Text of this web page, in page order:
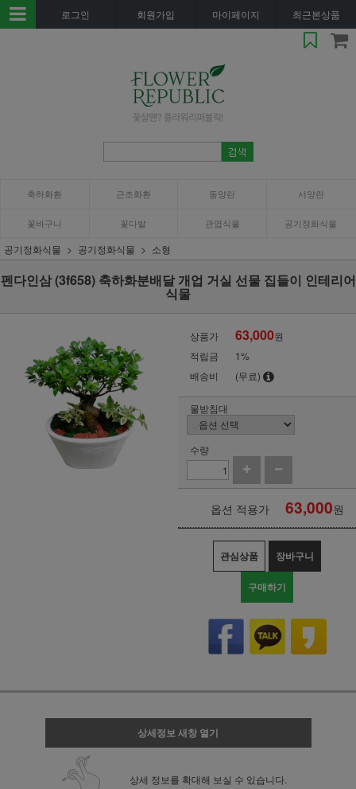
로그인 회원가입 마이페이지 최근본상품
축하화환 근조화환 동양란 서양란
꽃바구니 꽃다발 관엽식물 공기정화식물
공기정화식물 공기정화식물 소형
펜다인삼 (3f658) 축하화분배달 개업 거실 선물 집들이 인테리어
식물
상품가 63,000원
적립금
1%
배송비
(무료)
물받침대
수량
옵션 적용가 63,000원
관심상품 장바구니
구매하기
상세정보 새창 열기
상세 정보를 확대해 보실 수 있습니다.